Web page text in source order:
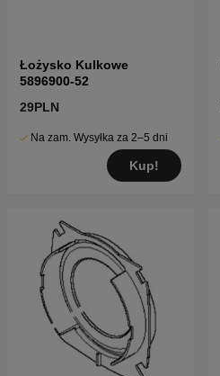
Łożysko Kulkowe
5896900-52
29PLN
Na zam. Wysyłka za 2–5 dni
Kup!